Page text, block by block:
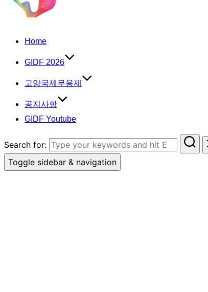
Home
GIDF 2026
고양국제무용제
공지사항
GIDF Youtube
Search for:
Toggle sidebar & navigation